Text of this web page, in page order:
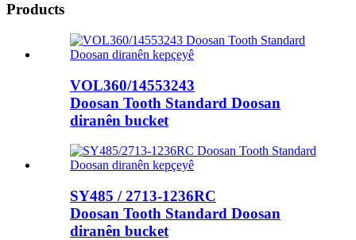
Products
VOL360/14553243
Doosan Tooth Standard Doosan
diranên bucket
SY485 / 2713-1236RC
Doosan Tooth Standard Doosan
diranên bucket